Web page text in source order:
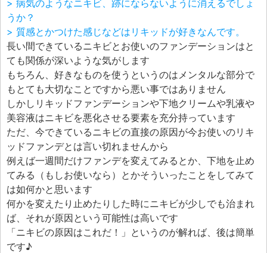
> 病気のようなニキビ、跡にならないように消えるでしょ
うか？
> 質感とかつけた感じなどはリキッドが好きなんです。
長い間できているニキビとお使いのファンデーションはと
ても関係が深いような気がします
もちろん、好きなものを使うというのはメンタルな部分で
もとても大切なことですから悪い事ではありません
しかしリキッドファンデーションや下地クリームや乳液や
美容液はニキビを悪化させる要素を充分持っています
ただ、今できているニキビの直接の原因が今お使いのリキ
ッドファンデとは言い切れませんから
例えば一週間だけファンデを変えてみるとか、下地を止め
てみる（もしお使いなら）とかそういったことをしてみて
は如何かと思います
何かを変えたり止めたりした時にニキビが少しでも治まれ
ば、それが原因という可能性は高いです
「ニキビの原因はこれだ！」というのが解れば、後は簡単
です♪